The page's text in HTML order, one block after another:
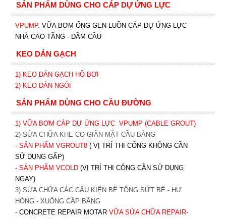
SẢN PHẨM DÙNG CHO CÁP DỰ ỨNG LỰC
VPUMP. VỮA BƠM ỐNG GEN LUỒN CÁP DỰ ỨNG LỰC
NHÀ CAO TẦNG - DẦM CẦU
KEO DÁN GẠCH
1) KEO DÁN GẠCH HỒ BƠI
2) KEO DÁN NGÓI
SẢN PHẨM DÙNG CHO CẦU ĐƯỜNG
1) VỮA BƠM CÁP DỰ ỨNG LỰC VPUMP (CABLE GROUT)
2) SỬA CHỮA KHE CO GIÃN MẶT CẦU BẰNG
- SẢN PHẨM VGROUT8 ( VỊ TRÍ THI CÔNG KHÔNG CẦN
SỬ DỤNG GẤP)
- SẢN PHẨM VCOLD (VỊ TRÍ THI CÔNG CẦN SỬ DỤNG
NGAY)
3) SỬA CHỮA CÁC CẤU KIỆN BÊ TÔNG SỨT BỂ - HƯ
HỎNG - XUỐNG CẤP BẰNG
- CONCRETE REPAIR MOTAR VỮA SỬA CHỮA REPAIR-